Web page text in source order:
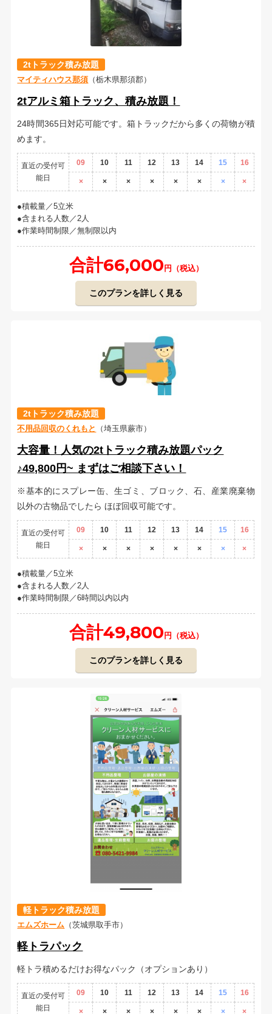
2tトラック積み放題
マイティハウス那須 （栃木県那須郡）
2tアルミ箱トラック、積み放題！
24時間365日対応可能です。箱トラックだから多くの荷物が積
めます。
直近の受付可
能日
09 10 11 12 13 14 15 16
× × × × × × × ×
積載量／5立米
含まれる人数／2人
作業時間制限／無制限以内
合計66,000 円（税込）
このプランを詳しく見る
2tトラック積み放題
不用品回収のくれもと （埼玉県蕨市）
大容量！人気の2tトラック積み放題パック
♪49,800円~ まずはご相談下さい！
※基本的にスプレー缶、生ゴミ、ブロック、石、産業廃棄物
以外の古物品でしたら ほぼ回収可能です。
直近の受付可
能日
09 10 11 12 13 14 15 16
× × × × × × × ×
積載量／5立米
含まれる人数／2人
作業時間制限／6時間以内以内
合計49,800 円（税込）
このプランを詳しく見る
軽トラック積み放題
エムズホーム （茨城県取手市）
軽トラパック
軽トラ積めるだけお得なパック（オプションあり）
直近の受付可
能日
09 10 11 12 13 14 15 16
× × × × × × × ×